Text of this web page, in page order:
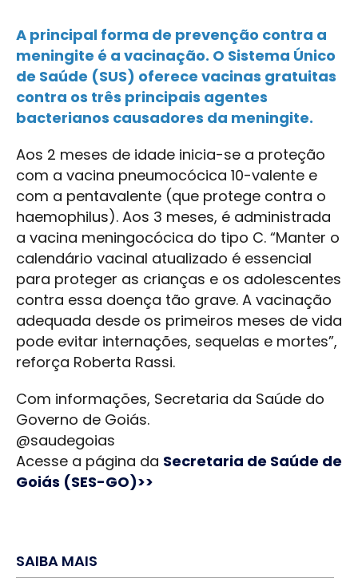
A principal forma de prevenção contra a
meningite é a vacinação. O Sistema Único
de Saúde (SUS) oferece vacinas gratuitas
contra os três principais agentes
bacterianos causadores da meningite.
Aos 2 meses de idade inicia-se a proteção
com a vacina pneumocócica 10-valente e
com a pentavalente (que protege contra o
haemophilus). Aos 3 meses, é administrada
a vacina meningocócica do tipo C. “Manter o
calendário vacinal atualizado é essencial
para proteger as crianças e os adolescentes
contra essa doença tão grave. A vacinação
adequada desde os primeiros meses de vida
pode evitar internações, sequelas e mortes”,
reforça Roberta Rassi.
Com informações, Secretaria da Saúde do
Governo de Goiás.
@saudegoias
Acesse a página da Secretaria de Saúde de
Goiás (SES-GO)>>
SAIBA MAIS